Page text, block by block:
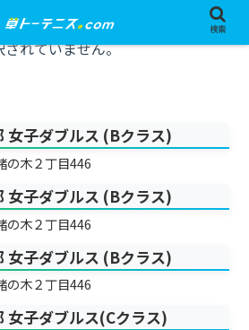
れていません。
女子ダブルス (Bクラス)
の木２丁目446
女子ダブルス (Bクラス)
の木２丁目446
女子ダブルス (Bクラス)
の木２丁目446
女子ダブルス(Cクラス)
検索